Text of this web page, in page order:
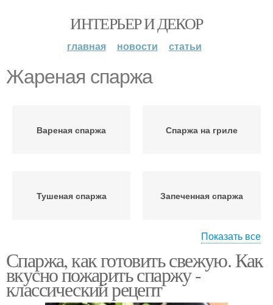
ИНТЕРЬЕР И ДЕКОР
главная новости статьи
Жареная спаржа
Вареная спаржа Спаржа на гриле
Тушеная спаржа Запеченная спаржа
Омлет со спаржей Соевая спаржа
Показать все
Спаржа, как готовить свежую. Как
вкусно пожарить спаржу -
классический рецепт